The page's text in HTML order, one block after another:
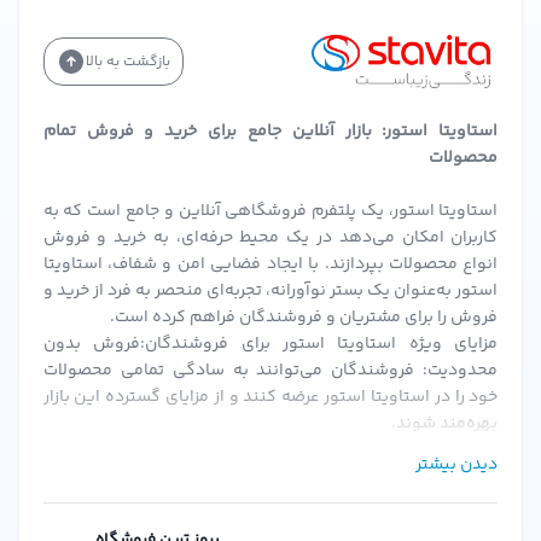
سوالات متداول درباره اسپری پاک کننده میس انژل
بله، این اسپری برای سطوح چوبی نیز ایمن است، اما بهتر است
ابتدا روی بخش کوچکی تست شود.
آیا می‌توان از این اسپری برای تمیز کردن وسایل کودکان
استفاده کرد؟
بله، به دلیل فرمولاسیون سبز و بدون مواد سمی، برای وسایل
کودکان نیز مناسب است.
آیا این محصول بوی تند دارد؟
خیر، رایحه این اسپری ملایم و مطبوع است و باعث ایجاد
حساسیت نمی‌شود.
جمع‌بندی
بازگشت به بالا
استاویتا استور: بازار آنلاین جامع برای خرید و فروش تمام
محصولات
استاویتا استور، یک پلتفرم فروشگاهی آنلاین و جامع است که به
کاربران امکان می‌دهد در یک محیط حرفه‌ای، به خرید و فروش
انواع محصولات بپردازند. با ایجاد فضایی امن و شفاف، استاویتا
استور به‌عنوان یک بستر نوآورانه، تجربه‌ای منحصر به فرد از خرید و
فروش را برای مشتریان و فروشندگان فراهم کرده است.
مزایای ویژه استاویتا استور برای فروشندگان:فروش بدون
محدودیت: فروشندگان می‌توانند به سادگی تمامی محصولات
خود را در استاویتا استور عرضه کنند و از مزایای گسترده این بازار
بهره‌مند شوند.
فروشندگان می‌توانند به سرعت فعالیت خود را آغاز کنند.
کمیسیون‌های منعطف: استاویتا استور با ارائه کمیسیون‌های
قابل تنظیم، شرایطی را فراهم می‌کند که فروشندگان بتوانند به
دیدن بیشتر